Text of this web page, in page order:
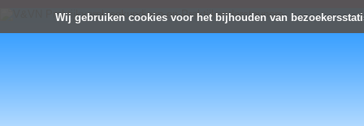
Wij gebruiken cookies voor het bijhouden van